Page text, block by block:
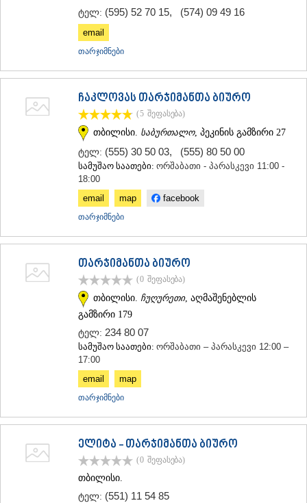
ტელ: (595) 52 70 15, (574) 09 49 16
email
თარჯიმნები
ჩაკლოვას თარჯიმანთა ბიურო
(5 შეფასება)
თბილისი. საბურთალო, პეკინის გამზირი 27
ტელ: (555) 30 50 03, (555) 80 50 00
სამუშაო საათები: ორშაბათი - პარასკევი 11:00 -
18:00
email
map facebook
თარჯიმნები
თარჯიმანთა ბიურო
(0 შეფასება)
თბილისი. ჩუღურეთი, აღმაშენებლის
გამზირი 179
ტელ: 234 80 07
სამუშაო საათები: ორშაბათი – პარასკევი 12:00 –
17:00
email
map
თარჯიმნები
ელიტა - თარჯიმანთა ბიურო
(0 შეფასება)
თბილისი.
ტელ: (551) 11 54 85